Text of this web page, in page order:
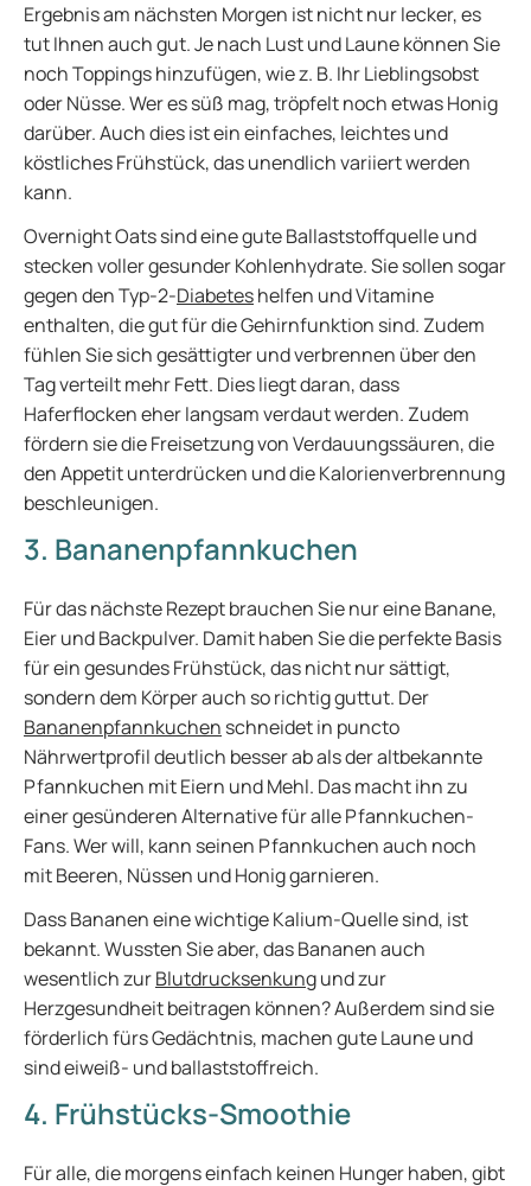
Ergebnis am nächsten Morgen ist nicht nur lecker, es
tut Ihnen auch gut. Je nach Lust und Laune können Sie
noch Toppings hinzufügen, wie z. B. Ihr Lieblingsobst
oder Nüsse. Wer es süß mag, tröpfelt noch etwas Honig
darüber. Auch dies ist ein einfaches, leichtes und
köstliches Frühstück, das unendlich variiert werden
kann.
Overnight Oats sind eine gute Ballaststoffquelle und
stecken voller gesunder Kohlenhydrate. Sie sollen sogar
gegen den Typ-2-Diabeteshelfen und Vitamine
enthalten, die gut für die Gehirnfunktion sind. Zudem
fühlen Sie sich gesättigter und verbrennen über den
Tag verteilt mehr Fett. Dies liegt daran, dass
Haferflocken eher langsam verdaut werden. Zudem
fördern sie die Freisetzung von Verdauungssäuren, die
den Appetit unterdrücken und die Kalorienverbrennung
beschleunigen.
3. Bananenpfannkuchen
Für das nächste Rezept brauchen Sie nur eine Banane,
Eier und Backpulver. Damit haben Sie die perfekte Basis
für ein gesundes Frühstück, das nicht nur sättigt,
sondern dem Körper auch so richtig guttut. Der
Bananenpfannkuchen schneidet in puncto
Nährwertprofil deutlich besser ab als der altbekannte
Pfannkuchen mit Eiern und Mehl. Das macht ihn zu
einer gesünderen Alternative für alle Pfannkuchen-
Fans. Wer will, kann seinen Pfannkuchen auch noch
mit Beeren, Nüssen und Honig garnieren.
Dass Bananen eine wichtige Kalium-Quelle sind, ist
bekannt. Wussten Sie aber, das Bananen auch
wesentlich zurBlutdrucksenkungund zur
Herzgesundheit beitragen können? Außerdem sind sie
förderlich fürs Gedächtnis, machen gute Laune und
sind eiweiß- und ballaststoffreich.
4. Frühstücks-Smoothie
Für alle, die morgens einfach keinen Hunger haben, gibt